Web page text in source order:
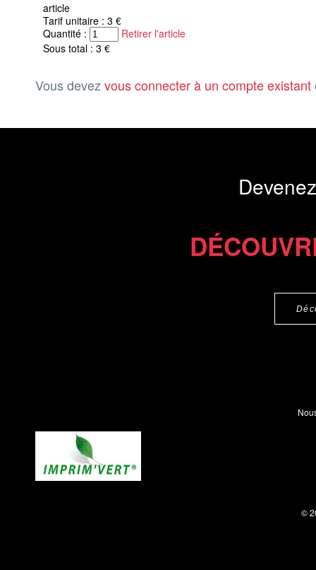
article
Tarif unitaire : 3 €
Quantité :
Retirer l'article
Sous total : 3 €
Vous devez vous connecter à un compte existant
©